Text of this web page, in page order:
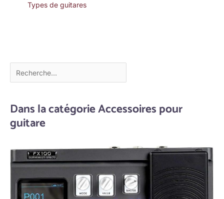
Types de guitares
Dans la catégorie Accessoires pour
guitare